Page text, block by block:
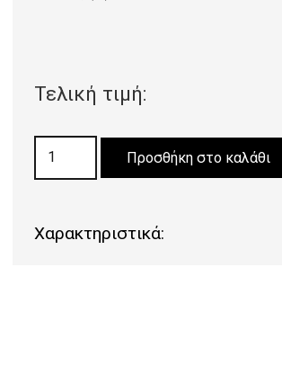
Τελική τιμή:
ΜΟΚΕΤΑ
Προσθήκη στο καλάθι
Χαρακτηριστικά: